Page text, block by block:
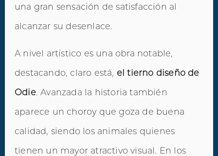
una gran sensación de satisfacción al
alcanzar su desenlace.
A nivel artístico es una obra notable,
destacando, claro está, el tierno diseño de
Odie. Avanzada la historia también
aparece un choroy que goza de buena
calidad, siendo los animales quienes
tienen un mayor atractivo visual. En los